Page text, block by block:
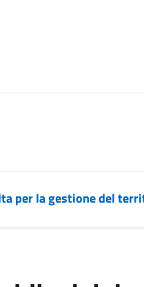
per la gestione del